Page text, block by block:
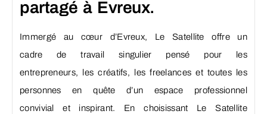
partagé à Evreux.
Immergé au cœur d’Evreux, Le Satellite offre un
cadre de travail singulier pensé pour les
entrepreneurs, les créatifs, les freelances et toutes les
personnes en quête d’un espace professionnel
convivial et inspirant. En choisissant Le Satellite